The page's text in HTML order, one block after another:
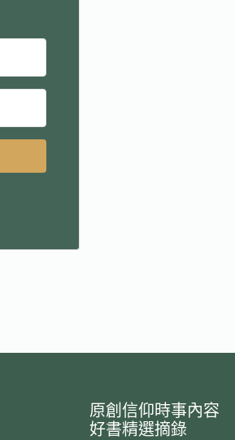
原創信仰時事內容
好書精選摘錄